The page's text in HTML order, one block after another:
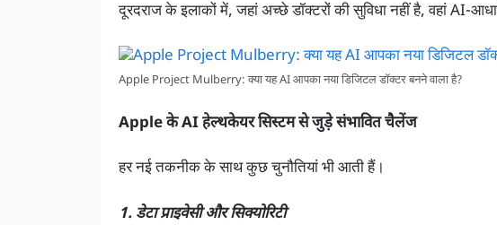
दूरदराज के इलाकों में, जहां अच्छे डॉक्टरों की सुविधा नहीं है, वहां AI-
Apple Project Mulberry: क्या यह AI आपका नया डिजिटल डॉक्टर बनने वाला है?
Apple के AI हेल्थकेयर सिस्टम से जुड़े संभावित चैलेंज
हर नई तकनीक के साथ कुछ चुनौतियां भी आती हैं।
1. डेटा प्राइवेसी और सिक्योरिटी